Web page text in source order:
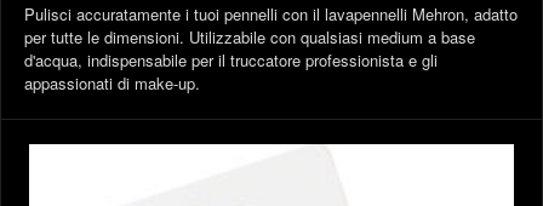
Pulisci accuratamente i tuoi pennelli con il lavapennelli Mehron, adatto
per tutte le dimensioni. Utilizzabile con qualsiasi medium a base
d'acqua, indispensabile per il truccatore professionista e gli
appassionati di make-up.